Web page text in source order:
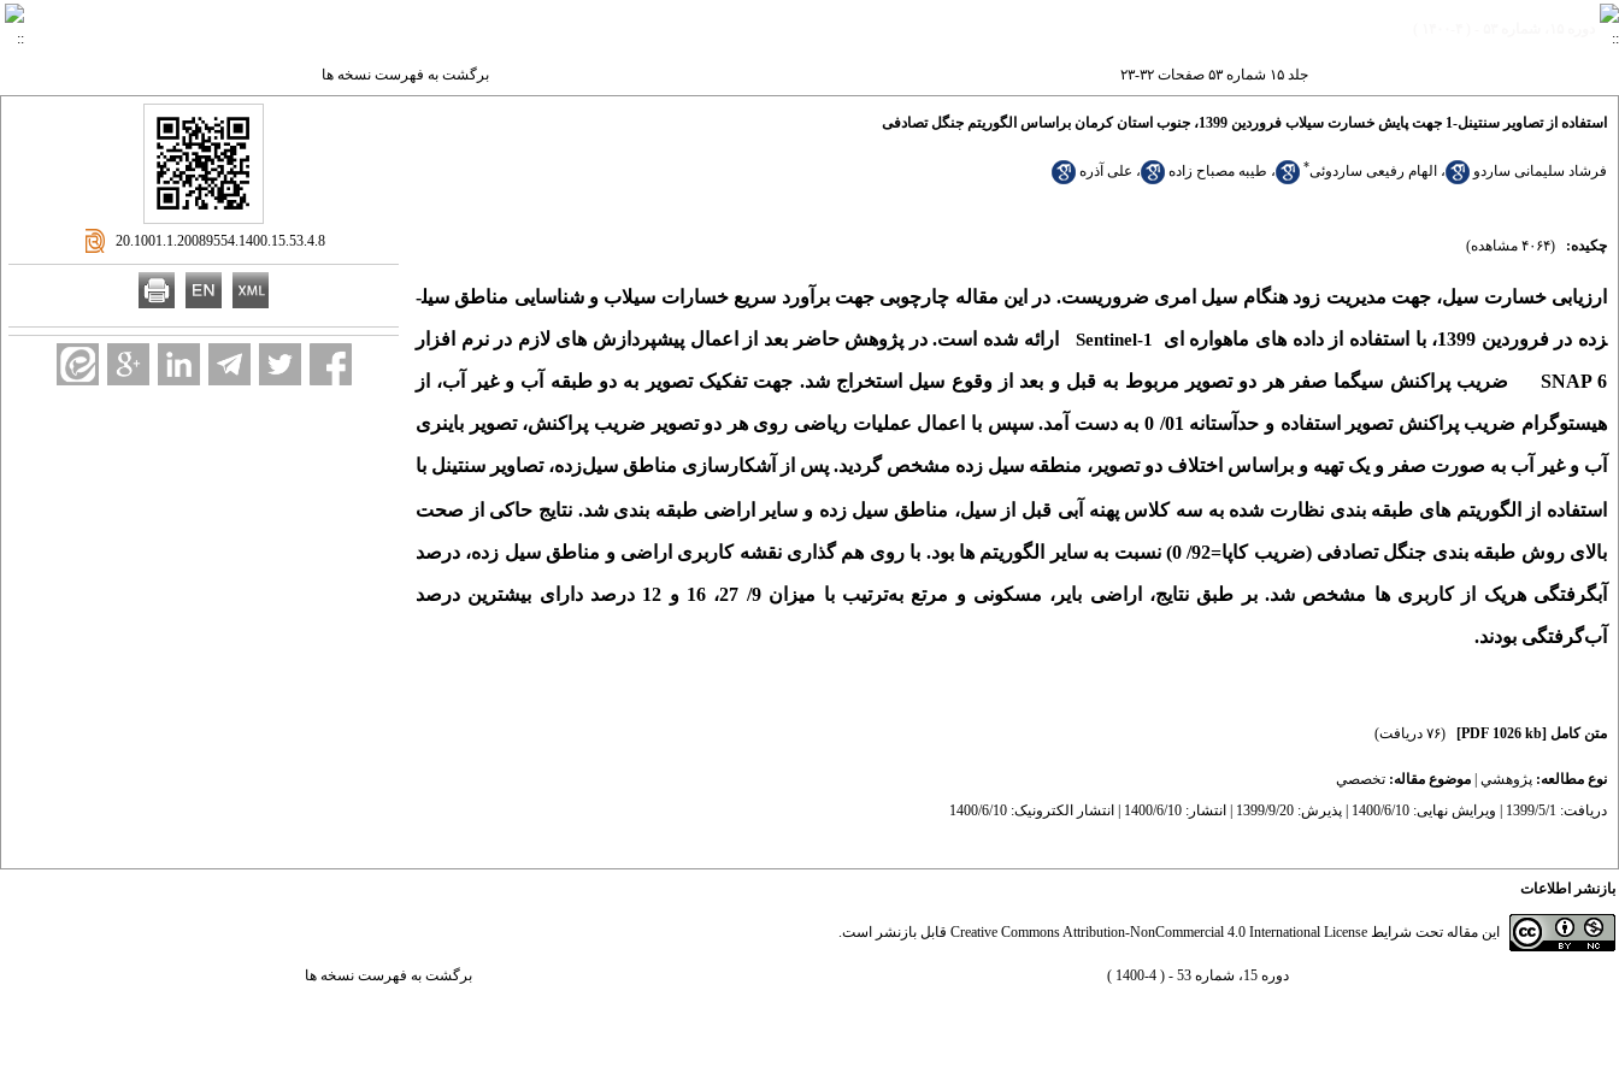
جلد ۱۵ شماره ۵۳ صفحات ۳۲-۲۳ برگشت به فهرست نسخه ها
استفاده از تصاویر سنتینل-1 جهت پایش خسارت سیلاب فروردین 1399، جنوب استان کرمان براساس الگوریتم جنگل تصادفی
فرشاد سلیمانی ساردو ، الهام رفیعی ساردوئی* ، طیبه مصباح زاده ، علی آذره
چکیده: (۴۰۶۴ مشاهده)
ارزیابی خسارت سیل، جهت مدیریت زود هنگام سیل امری ضروریست. در این مقاله چارچوبی جهت برآورد سریع خسارات سیلاب و شناسایی مناطق سیل­
زده در فروردین 1399، با استفاده از داده ­های ماهواره ­ای Sentinel-1 ارائه شده است. در پژوهش حاضر بعد از اعمال پیش­پردازش­ های لازم در نرم­ افزار
SNAP 6 ضریب پراکنش سیگما صفر هر دو تصویر مربوط به قبل و بعد از وقوع سیل استخراج شد. جهت تفکیک تصویر به دو طبقه آب و غیر آب، از
هیستوگرام ضریب پراکنش تصویر استفاده و حدآستانه 01/ 0 به دست آمد. سپس با اعمال عملیات ریاضی روی هر دو تصویر ضریب پراکنش، تصویر باینری
آب و غیر آب به صورت صفر و یک تهیه و براساس اختلاف دو تصویر، منطقه سیل ­زده مشخص گردید. پس از آشکار‌سازی مناطق سیلزده، تصاویر سنتینل با
استفاده از الگوریتم ­های طبقه ­بندی نظارت شده به سه کلاس پهنه آبی قبل از سیل، مناطق سیل ­زده و سایر اراضی طبقه ­بندی شد. نتایج حاکی از صحت
بالای روش طبقه ­بندی جنگل تصادفی (ضریب کاپا=92/ 0) نسبت به سایر الگوریتم ­ها بود. با روی هم گذاری نقشه کاربری اراضی و مناطق سیل­ زده، درصد
آب­گرفتگی هریک از کاربری ­ها مشخص شد. بر طبق نتایج، اراضی بایر، مسکونی و مرتع به‌ترتیب با میزان 9/ 27، 16 و 12 درصد دارای بیش­ترین درصد
آبگرفتگی بودند.
متن کامل [PDF 1026 kb] (۷۶ دریافت)
نوع مطالعه: پژوهشي موضوع مقاله: تخصصي
دریافت: 1399/5/1 | ویرایش نهایی: 1400/6/10 | پذیرش: 1399/9/20 | انتشار: 1400/6/10 | انتشار الکترونیک: 1400/6/10
‎ 20.1001.1.20089554.1400.15.53.4.8
بازنشر اطلاعات
این مقاله تحت شرایط Creative Commons Attribution-NonCommercial 4.0 International License قابل بازنشر است.
دوره 15، شماره 53 - ( 4-1400 ) برگشت به فهرست نسخه ها